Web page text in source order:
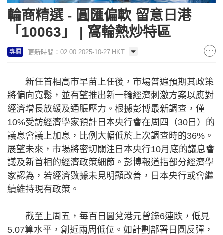
輪商精選 - 圓匯偏軟 留意日港
「10063」 | 窩輪熱炒特區
專欄 更新時間：02:00 2025-10-27 HKT
新任首相高市早苗上任後，市場普遍預期其政策
將偏向寬鬆，並有望推出新一輪經濟刺激方案以應對
經濟增長放緩及通脹壓力。根據彭博最新調查，僅
10%受訪經濟學家預計日本央行會在周四（30日）的
議息會議上加息，比例大幅低於上次調查時的36%。
展望未來，市場將密切關注日本央行10月底的議息會
議及新首相的經濟政策細節。彭博報道指部分經濟學
家認為，若經濟數據未見明顯改善，日本央行或會繼
續維持現有政策。
截至上周五，每百日圓兌港元曾錄6連跌，低見
5.07算水平，創近兩周低位。如計劃部署日圓反彈，